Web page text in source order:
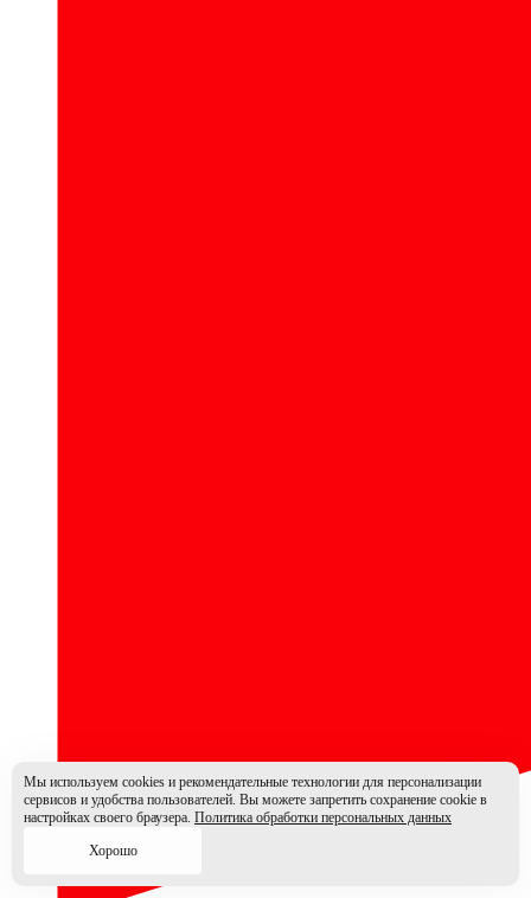
Мы используем cookies и рекомендательные технологии для персонализации
сервисов и удобства пользователей. Вы можете запретить сохранение cookie в
настройках своего браузера. Политика обработки персональных данных
Хорошо